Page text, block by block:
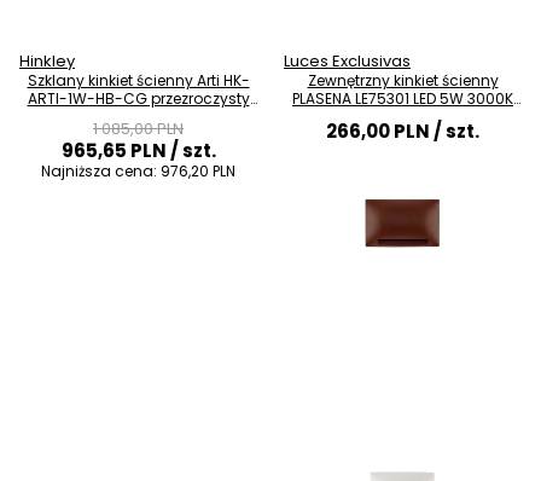
Hinkley
Szklany kinkiet ścienny Arti HK-
ARTI-1W-HB-CG przezroczysty
1 085,00 PLN
965,65 PLN/ szt.
Najniższa cena: 976,20 PLN
Luces Exclusivas
Zewnętrzny kinkiet ścienny
PLASENA LE75301 LED 5W 3000K
IP65 rdzawy
266,00 PLN/ szt.